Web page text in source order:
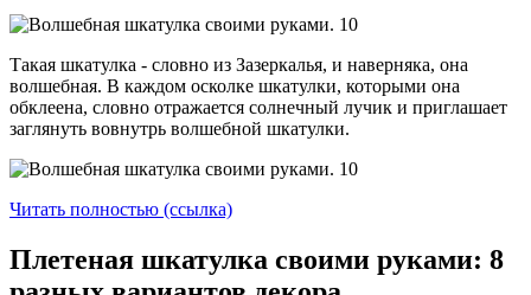
Такая шкатулка - словно из Зазеркалья, и наверняка, она
волшебная. В каждом осколке шкатулки, которыми она
обклеена, словно отражается солнечный лучик и приглашает
заглянуть вовнутрь волшебной шкатулки.
Читать полностью (ссылка)
Плетеная шкатулка своими руками: 8